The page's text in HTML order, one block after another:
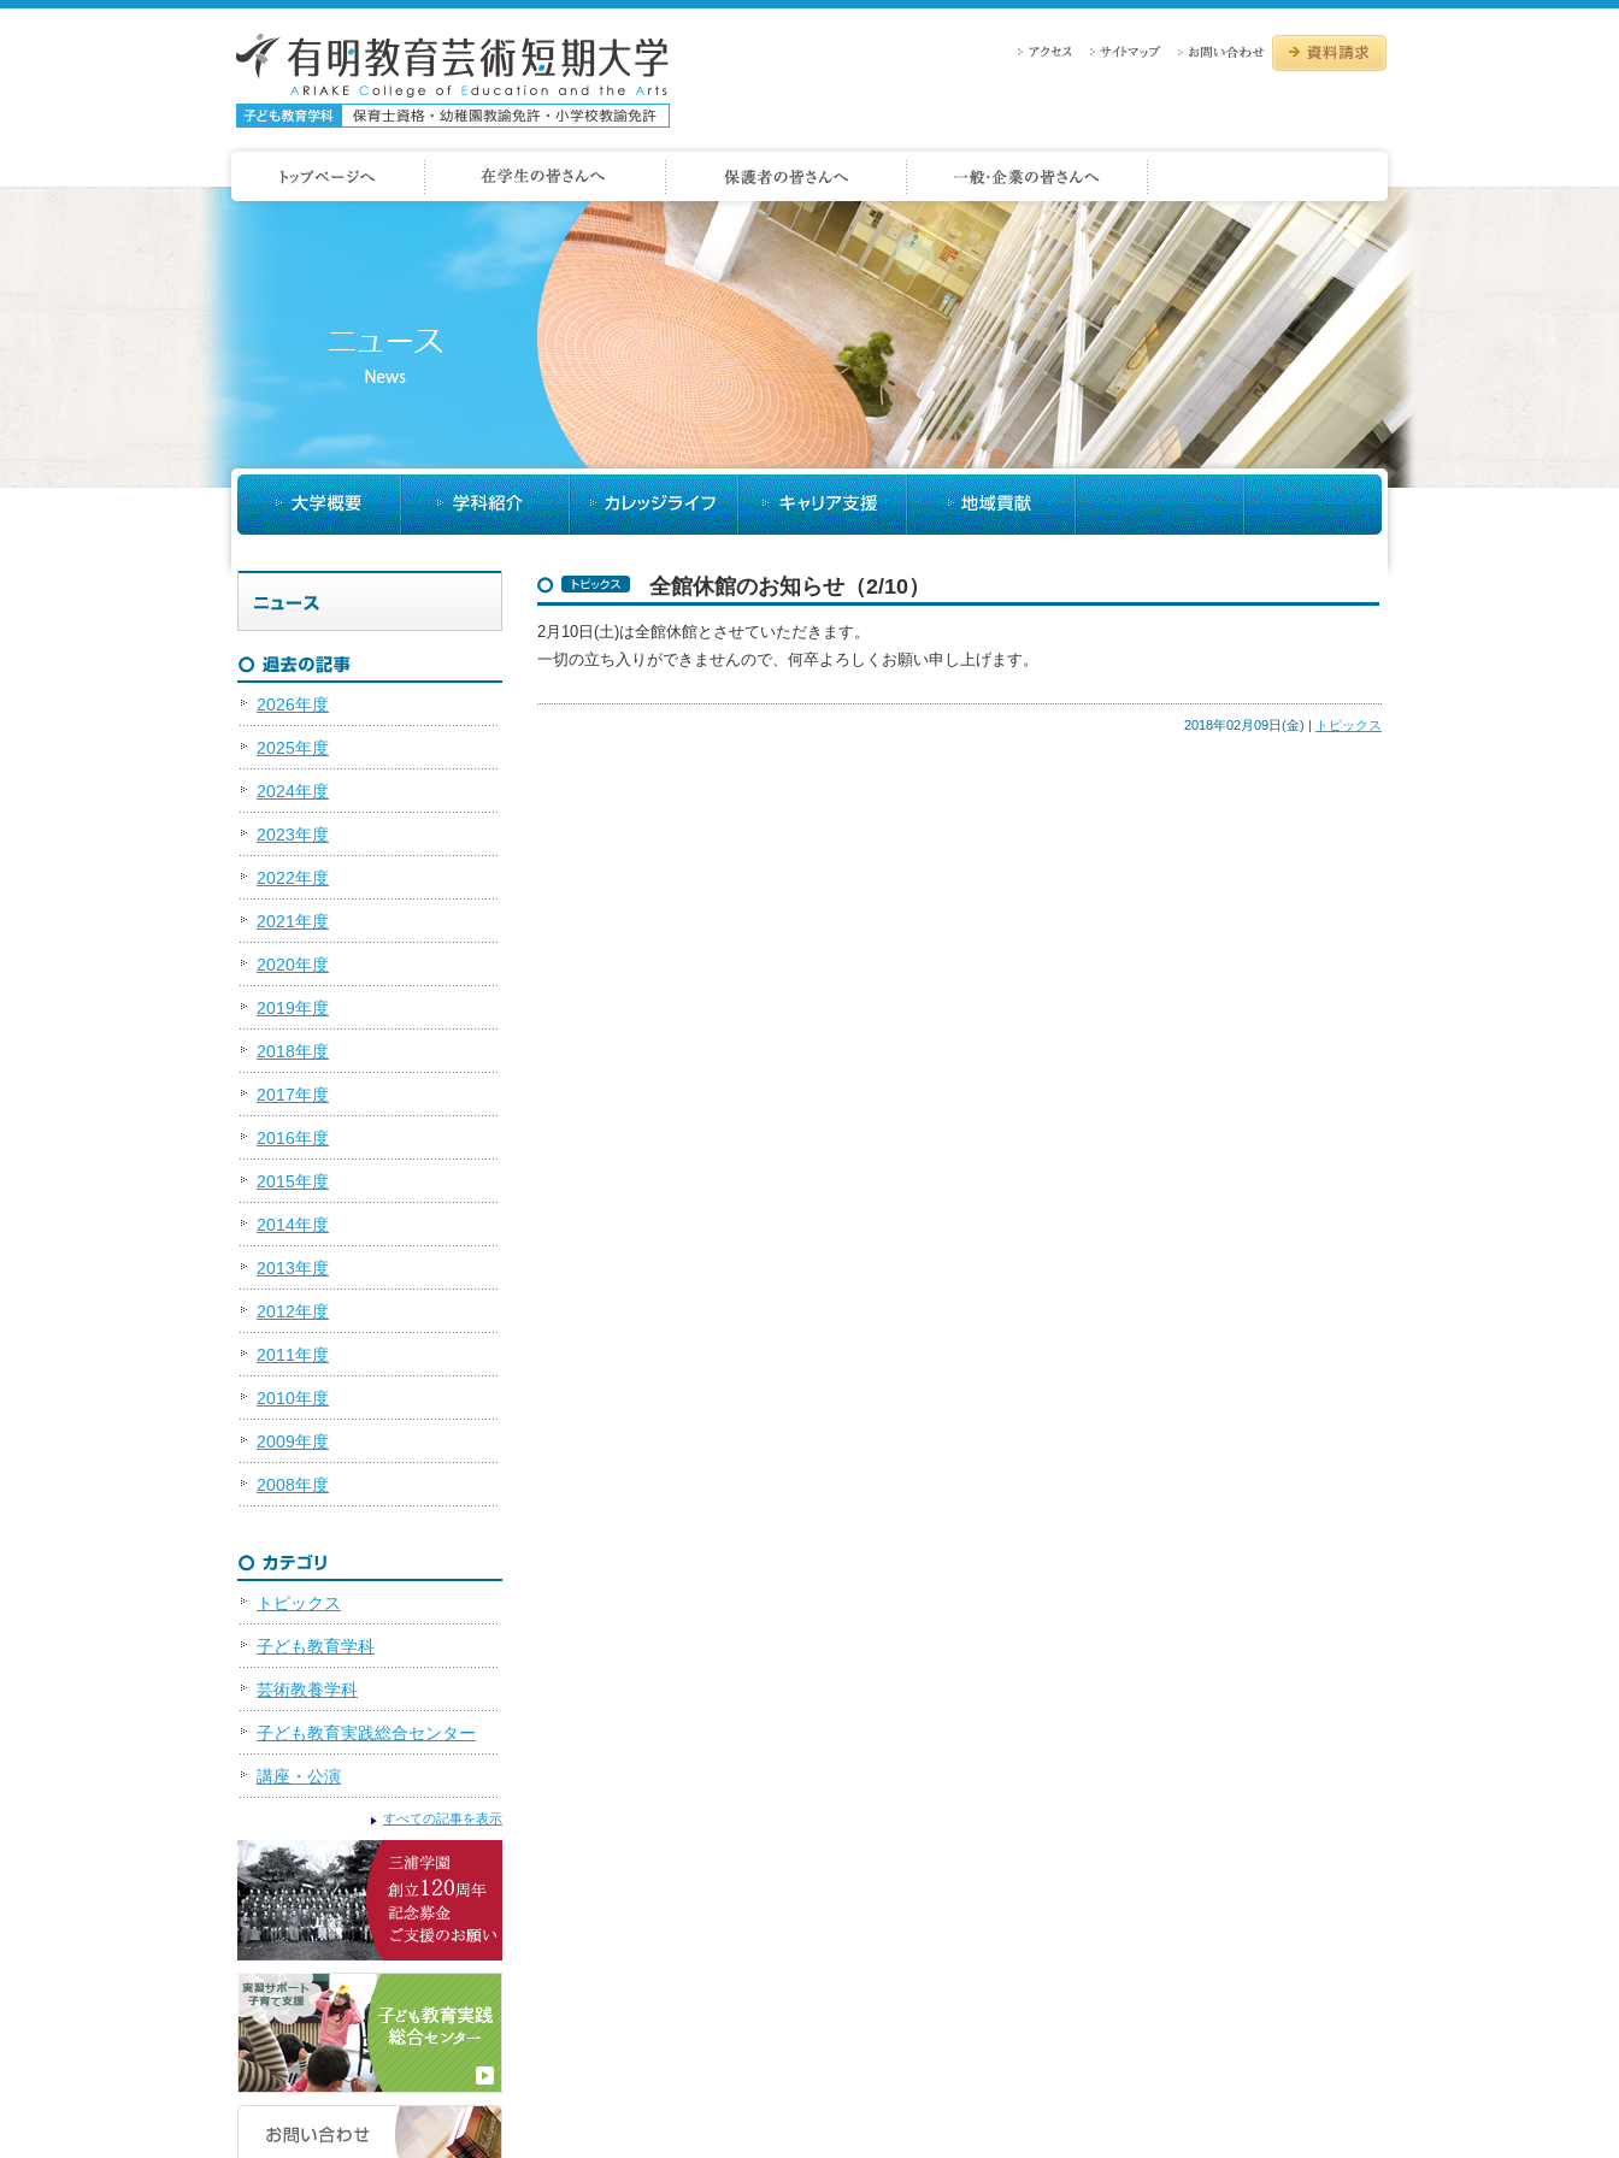
2026年度
2025年度
2024年度
2023年度
2022年度
2021年度
2020年度
2019年度
2018年度
2017年度
2016年度
2015年度
2014年度
2013年度
2012年度
2011年度
2010年度
2009年度
2008年度
トピックス
子ども教育学科
芸術教養学科
子ども教育実践総合センター
講座・公演
すべての記事を表示
全館休館のお知らせ（2/10）
2月10日(土)は全館休館とさせていただきます。
一切の立ち入りができませんので、何卒よろしくお願い申し上げます。
2018年02月09日(金) | トピックス